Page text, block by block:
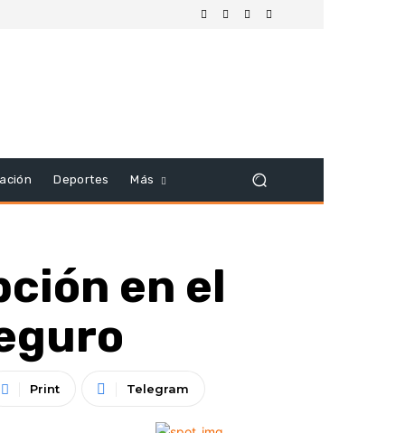
Deportes Más
en el
Print Telegram